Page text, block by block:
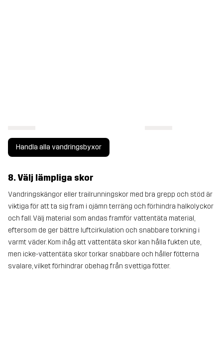
Handla alla vandringsbyxor
8. Välj lämpliga skor
Vandringskängor eller trailrunningskor med bra grepp och stöd är
viktiga för att ta sig fram i ojämn terräng och förhindra halkolyckor
och fall. Välj material som andas framför vattentäta material,
eftersom de ger bättre luftcirkulation och snabbare torkning i
varmt väder. Kom ihåg att vattentäta skor kan hålla fukten ute,
men icke-vattentäta skor torkar snabbare och håller fötterna
svalare, vilket förhindrar obehag från svettiga fötter.